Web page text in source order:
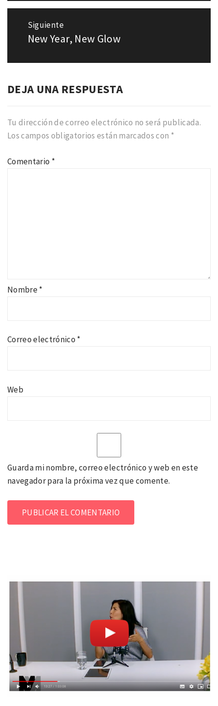
Siguiente
Entrada
New Year, New Glow
DEJA UNA RESPUESTA
Tu dirección de correo electrónico no será publicada.
Los campos obligatorios están marcados con *
Comentario *
Nombre*
Correo electrónico *
Web
Guarda mi nombre, correo electrónico y web en este
navegador para la próxima vez que comente.